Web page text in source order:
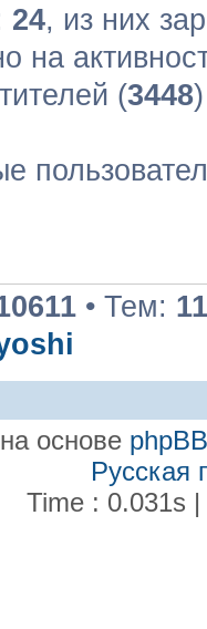
24, из них
на
(3448
• Тем:
основе phpBB
Русская
Time : 0.031s